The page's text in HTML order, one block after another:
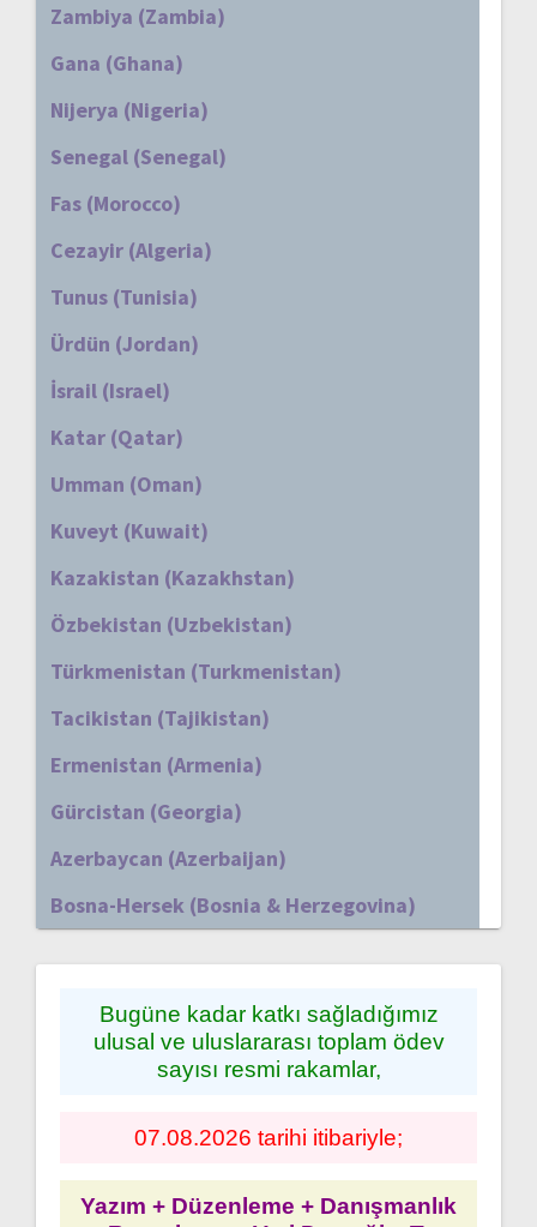
Zambiya (Zambia)
Gana (Ghana)
Nijerya (Nigeria)
Senegal (Senegal)
Fas (Morocco)
Cezayir (Algeria)
Tunus (Tunisia)
Ürdün (Jordan)
İsrail (Israel)
Katar (Qatar)
Umman (Oman)
Kuveyt (Kuwait)
Kazakistan (Kazakhstan)
Özbekistan (Uzbekistan)
Türkmenistan (Turkmenistan)
Tacikistan (Tajikistan)
Ermenistan (Armenia)
Gürcistan (Georgia)
Azerbaycan (Azerbaijan)
Bosna-Hersek (Bosnia & Herzegovina)
Bugüne kadar katkı sağladığımız
ulusal ve uluslararası toplam ödev
sayısı resmi rakamlar,
07.08.2026 tarihi itibariyle;
Yazım + Düzenleme + Danışmanlık